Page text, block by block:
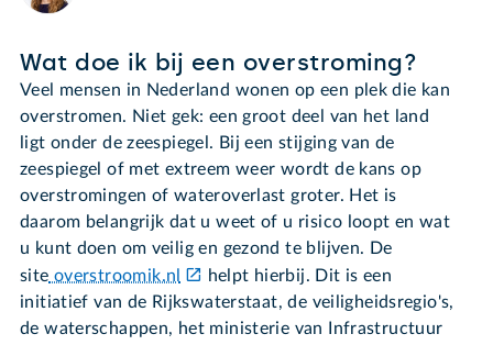
Wat doe ik bij een overstroming?
Veel mensen in Nederland wonen op een plek die kan
overstromen. Niet gek: een groot deel van het land
ligt onder de zeespiegel. Bij een stijging van de
zeespiegel of met extreem weer wordt de kans op
overstromingen of wateroverlast groter. Het is
daarom belangrijk dat u weet of u risico loopt en wat
u kunt doen om veilig en gezond te blijven. De
site overstroomik.nl
helpt hierbij. Dit is een
initiatief van de Rijkswaterstaat, de veiligheidsregio's,
de waterschappen, het ministerie van Infrastructuur